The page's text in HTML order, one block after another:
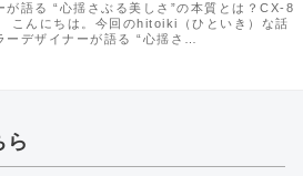
が語る “心揺さぶる美しさ”の本質とは？CX-8
こんにちは。今回のhitoiki（ひといき）な話
ーデザイナーが語る “心揺さ…
ら